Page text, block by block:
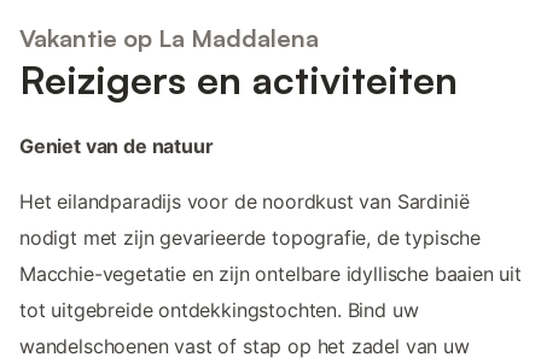
Vakantie op La Maddalena
Reizigers en activiteiten
Geniet van de natuur
Het eilandparadijs voor de noordkust van Sardinië
nodigt met zijn gevarieerde topografie, de typische
Macchie-vegetatie en zijn ontelbare idyllische baaien uit
tot uitgebreide ontdekkingstochten. Bind uw
wandelschoenen vast of stap op het zadel van uw